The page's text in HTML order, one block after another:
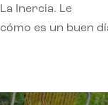
Inercia. Le
es un buen